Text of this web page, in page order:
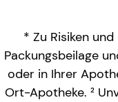
* Zu Risiken
Packungsbeilage
oder in Ihrer
Ort-Apotheke. ²